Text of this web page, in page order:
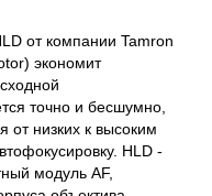
от компании Tamron
экономит
точно и бесшумно,
от низких к высоким
HLD -
модуль AF,